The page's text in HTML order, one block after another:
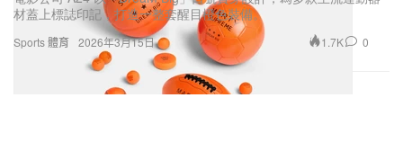
Sports 體育
材蓋上標誌印記，打造一整套醒目橙色裝備。
2026年3月15日 1.7K 0